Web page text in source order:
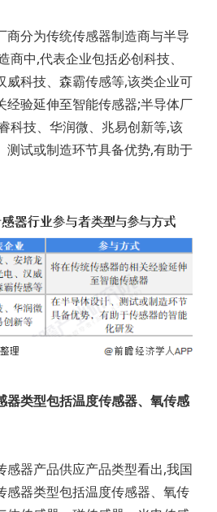
商分为传统传感器制造商与半导
商中,代表企业包括必创科技、
威科技、森霸传感等,该类企业可
经验延伸至智能传感器;半导体厂
科技、华润微、兆易创新等,该
测试或制造环节具备优势,有助于
器类型包括温度传感器、氧传感
感器产品供应产品类型看出,我国
感器类型包括温度传感器、氧传